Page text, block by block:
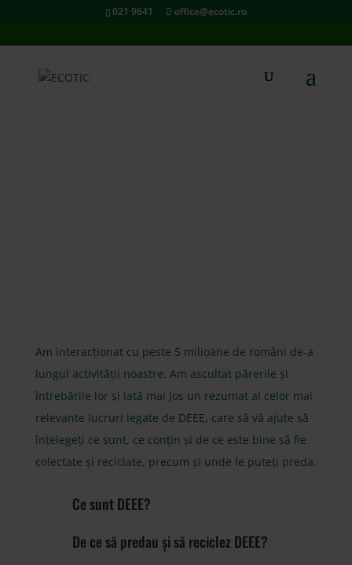
021 9641 office@ecotic.ro
Am interacționat cu peste 5 milioane de români de-a
lungul activității noastre. Am ascultat părerile și
întrebările lor și iată mai jos un rezumat al celor mai
relevante lucruri legate de DEEE, care să vă ajute să
înțelegeți ce sunt, ce conțin și de ce este bine să fie
colectate și reciclate, precum și unde le puteți preda.
Ce sunt DEEE?
De ce să predau și să reciclez DEEE?